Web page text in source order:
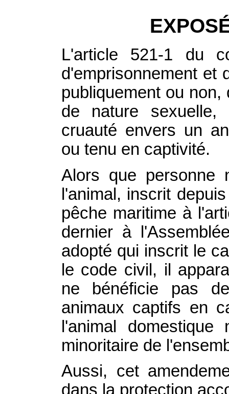
L'article 521-1 du
d'emprisonnement et
publiquement ou
de nature
cruauté envers un
ou tenu en captivité.
Alors que personne
l'animal, inscrit
pêche maritime à
dernier à
adopté qui inscrit le
le code civil, il
ne bénéficie pas
animaux captifs en
l'animal
minoritaire de
Aussi, cet
dans la protection